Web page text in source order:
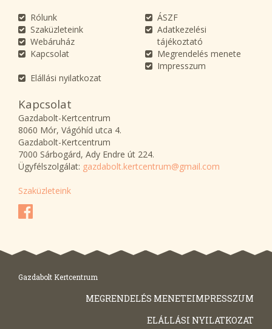
Rólunk
Szaküzleteink
Webáruház
Kapcsolat
ÁSZF
Adatkezelési
tájékoztató
Megrendelés menete
Impresszum
Elállási nyilatkozat
Kapcsolat
Gazdabolt-Kertcentrum
8060 Mór, Vágóhíd utca 4.
Gazdabolt-Kertcentrum
7000 Sárbogárd, Ady Endre út 224.
Ügyfélszolgálat: gazdabolt.kertcentrum@gmail.com
Szaküzleteink
Gazdabolt Kertcentrum
MEGRENDELÉS MENETEIMPRESSZUM
ELÁLLÁSI NYILATKOZAT